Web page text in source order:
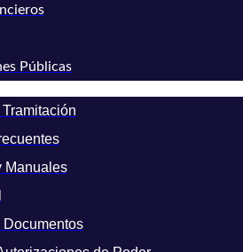
Públicas
Manuales